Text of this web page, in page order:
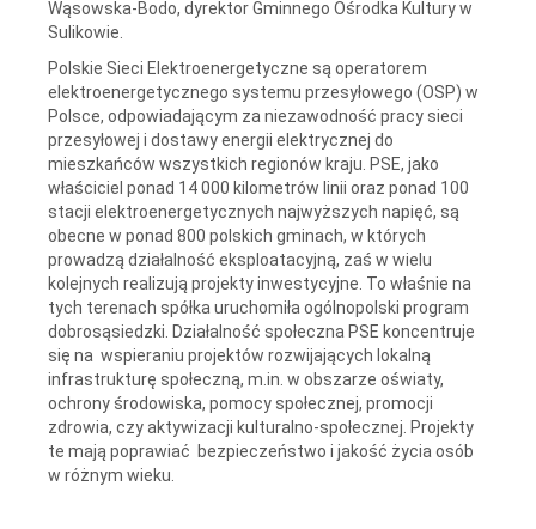
Wąsowska-Bodo, dyrektor Gminnego Ośrodka Kultury w
Sulikowie.
Polskie Sieci Elektroenergetyczne są operatorem
elektroenergetycznego systemu przesyłowego (OSP) w
Polsce, odpowiadającym za niezawodność pracy sieci
przesyłowej i dostawy energii elektrycznej do
mieszkańców wszystkich regionów kraju. PSE, jako
właściciel ponad 14 000 kilometrów linii oraz ponad 100
stacji elektroenergetycznych najwyższych napięć, są
obecne w ponad 800 polskich gminach, w których
prowadzą działalność eksploatacyjną, zaś w wielu
kolejnych realizują projekty inwestycyjne. To właśnie na
tych terenach spółka uruchomiła ogólnopolski program
dobrosąsiedzki. Działalność społeczna PSE koncentruje
się na wspieraniu projektów rozwijających lokalną
infrastrukturę społeczną, m.in. w obszarze oświaty,
ochrony środowiska, pomocy społecznej, promocji
zdrowia, czy aktywizacji kulturalno-społecznej. Projekty
te mają poprawiać bezpieczeństwo i jakość życia osób
w różnym wieku.